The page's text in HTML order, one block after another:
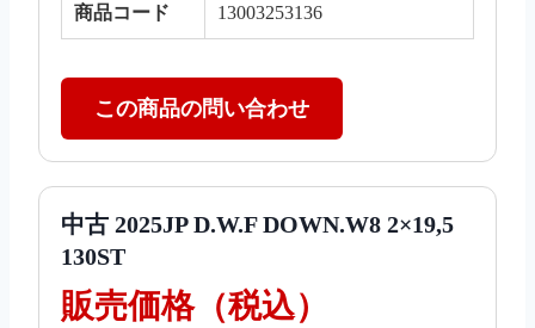
商品コード 13003253136
この商品の問い合わせ
中古 2025JP D.W.F DOWN.W8 2×19,5
130ST
販売価格（税込）